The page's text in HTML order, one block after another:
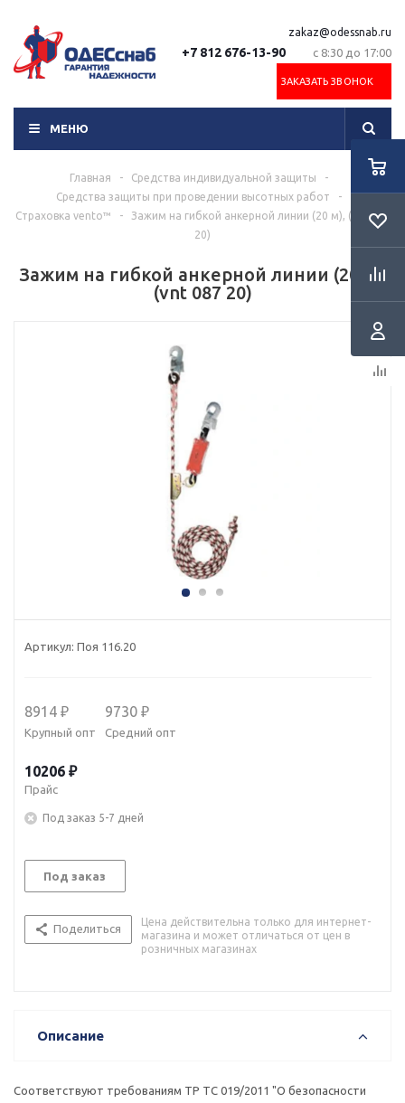
+7 812 676-13-90
zakaz@odessnab.ru
с 8:30 до 17:00
ЗАКАЗАТЬ ЗВОНОК
МЕНЮ
Главная - Средства индивидуальной защиты
-
Средства защиты при проведении высотных работ
-
Страховка vento™
-
Зажим на гибкой анкерной линии (20 м), (vnt 087
20)
Зажим на гибкой анкерной линии (20 м),
(vnt 087 20)
Артикул: Поя 116.20
8914 ₽
Крупный опт
9730 ₽
Средний опт
10206 ₽
Прайс
Под заказ 5-7 дней
Под заказ
Поделиться
Цена действительна только для интернет-
магазина и может отличаться от цен в
розничных магазинах
Описание
Соответствуют требованиям ТР ТС 019/2011 "О безопасности